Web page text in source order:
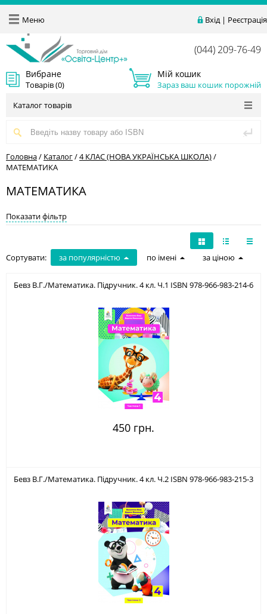
Вхід| Реєстрація
Меню
(044) 209-76-49
Вибране
Товарів (0)
Мій кошик
Зараз ваш кошик порожній
Каталог товарів
Головна/ Каталог/4 КЛАС (НОВА УКРАЇНСЬКА ШКОЛА)/
МАТЕМАТИКА
МАТЕМАТИКА
Показати фільтр
Сортувати: за популярністю по імені за ціною
Бевз В.Г./Математика. Підручник. 4 кл. Ч.1 ISBN 978-966-983-214-6
450 грн.
Бевз В.Г./Математика. Підручник. 4 кл. Ч.2 ISBN 978-966-983-215-3